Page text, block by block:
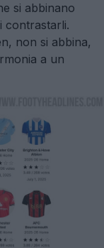
si abbinano
contrastarli.
non si abbina,
a un